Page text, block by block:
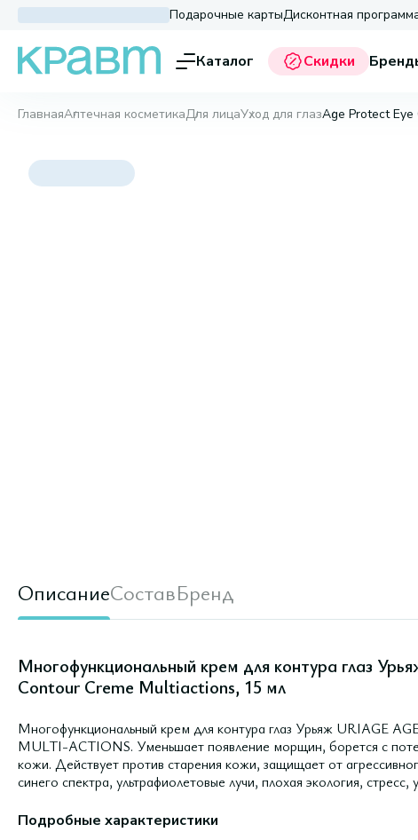
Подарочные картыДисконтная
Каталог Скидки
ГлавнаяАптечная косметикаДля лицаУход для глазAge Protect
ОписаниеСоставБренд
Многофункциональный крем для контура глаз
Contour Creme Multiactions, 15 мл
Многофункциональный крем для контура глаз Урьяж URIAGE
MULTI-ACTIONS. Уменьшает появление морщин, борется с
кожи. Действует против старения кожи, защищает от
синего спектра, ультрафиолетовые лучи, плохая экология, стресс,
Подробные характеристики